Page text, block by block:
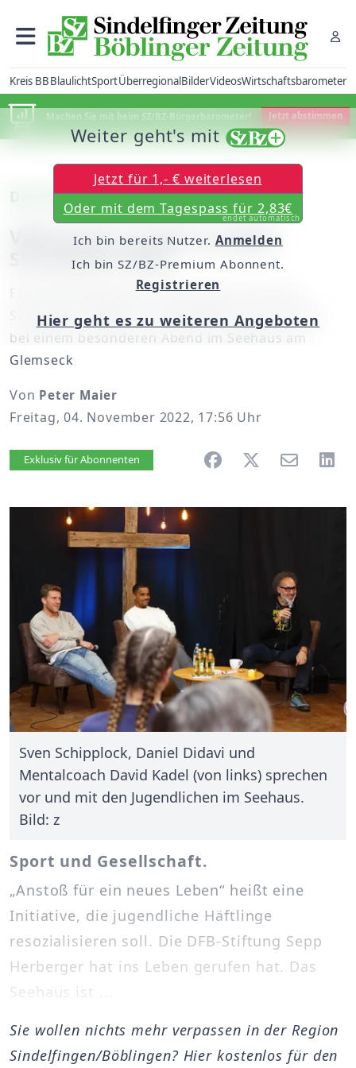
Kreis BBBlaulichtSportÜberregionalBilderVideosWirtschaftsbarometer
Machen Sie mit beim SZ/BZ-Bürgerbarometer! Jetzt abstimmen
Das Seehaus ist ausgezeichnet
VfB-Profis machen jungen
Straftätern Mut
Ex-Bundesligaspieler Daniel Didavi und Sven
Schipplock, Kapitän des VfB-Regionalliga-Teams,
bei einem besonderen Abend im Seehaus am
Glemseck
Von Peter Maier
Freitag, 04. November 2022, 17:56 Uhr
Artikel vorlesen
Exklusiv für Abonnenten
Sven Schipplock, Daniel Didavi und
Mentalcoach David Kadel (von links) sprechen
vor und mit den Jugendlichen im Seehaus.
Bild: z
Sport und Gesellschaft.
„Anstoß für ein neues Leben“ heißt eine
Initiative, die jugendliche Häftlinge
resozialisieren soll. Die DFB-Stiftung Sepp
Herberger hat ins Leben gerufen hat. Das
Seehaus ist ...
Weiter geht's mit
Jetzt für 1,- € weiterlesen
Oder mit dem Tagespass für 2,83€
endet automatisch
Ich bin bereits Nutzer. Anmelden
Ich bin SZ/BZ-Premium Abonnent.
Registrieren
Hier geht es zu weiteren Angeboten
Sie wollen nichts mehr verpassen in der Region
Sindelfingen/Böblingen? Hier kostenlos für den